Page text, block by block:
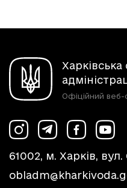
Харківська
Офіційний веб-
61002, м. Харків,